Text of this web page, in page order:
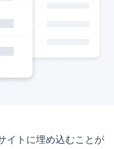
トに埋め込むことが